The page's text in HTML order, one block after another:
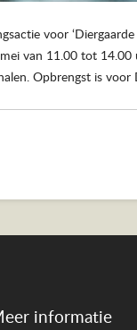
voor ‘Diergaarde
van 11.00 tot
Opbrengst is
informatie